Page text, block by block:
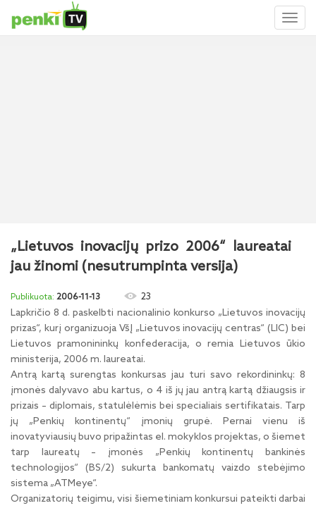
„Lietuvos inovacijų prizo 2006“ laureatai
jau žinomi (nesutrumpinta versija)
2006-11-13 23
Lapkričio 8 d. paskelbti nacionalinio konkurso „Lietuvos inovacijų
prizas“, kurį organizuoja VšĮ „Lietuvos inovacijų centras“ (LIC) bei
Lietuvos pramonininkų konfederacija, o remia Lietuvos ūkio
ministerija, 2006 m. laureatai.
Antrą kartą surengtas konkursas jau turi savo rekordininkų: 8
įmonės dalyvavo abu kartus, o 4 iš jų jau antrą kartą džiaugsis ir
prizais – diplomais, statulėlėmis bei specialiais sertifikatais. Tarp
jų „Penkių kontinentų“ įmonių grupė. Pernai vienu iš
inovatyviausių buvo pripažintas el. mokyklos projektas, o šiemet
tarp laureatų – įmonės „Penkių kontinentų bankinės
technologijos“ (BS/2) sukurta bankomatų vaizdo stebėjimo
sistema „ATMeye“.
Organizatorių teigimu, visi šiemetiniam konkursui pateikti darbai